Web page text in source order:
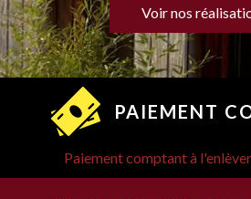
Voir nos
PAIEMENT
Paiement comptant à